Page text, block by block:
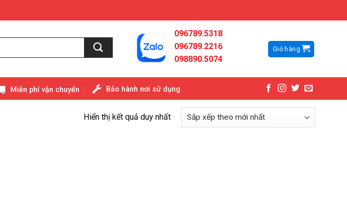
096789.5318
096789.2216
098890.5074
Giỏ hàng
Miễn phí vận chuyển Bảo hành nơi sử dụng
Hiển thị kết quả duy nhất